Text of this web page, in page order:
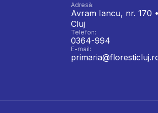
Adresă:
Avram Iancu, nr. 170
Cluj
Telefon:
0364-994
E-mail: